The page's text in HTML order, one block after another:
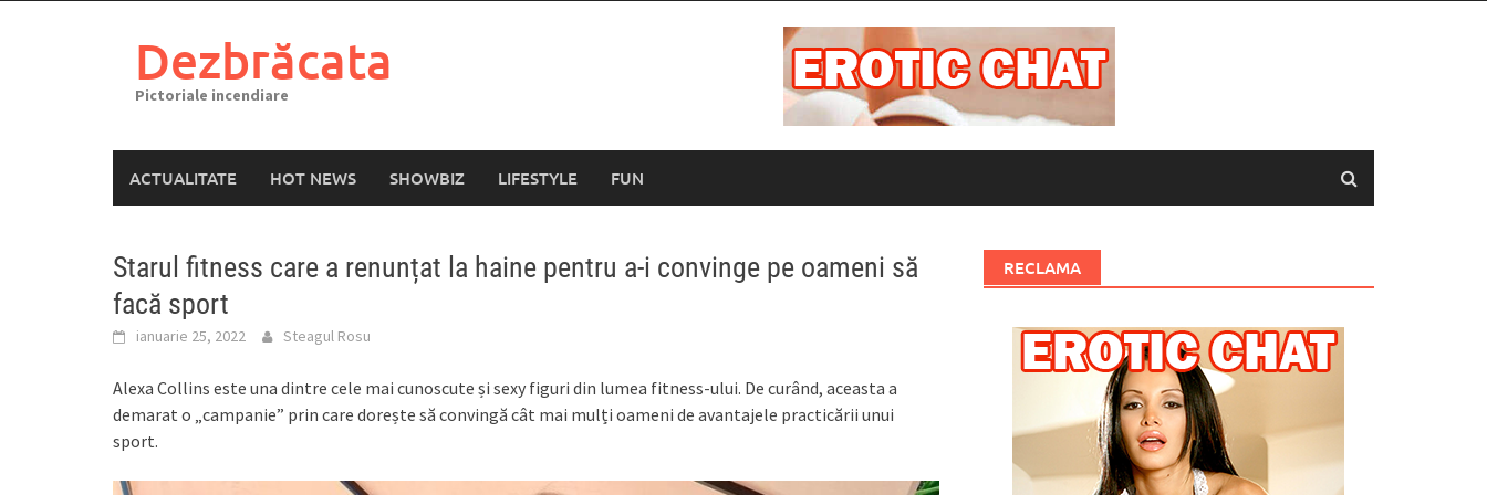
Dezbrăcata
Pictoriale incendiare
ACTUALITATE HOT NEWS SHOWBIZ LIFESTYLE FUN
Starul fitness care a renunțat la haine pentru a-i convinge pe oameni să
facă sport
ianuarie 25, 2022 Steagul Rosu
Alexa Collins este una dintre cele mai cunoscute și sexy figuri din lumea fitness-ului. De curând, aceasta a
demarat o „campanie” prin care dorește să convingă cât mai mulți oameni de avantajele practicării unui
sport.
RECLAMA